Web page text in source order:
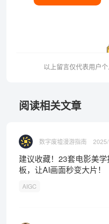
以上留言仅代表用户
阅读相关文章
数字废墟漫游指南
建议收藏！23套电影美
板，让AI画面秒变大片！
AIGC